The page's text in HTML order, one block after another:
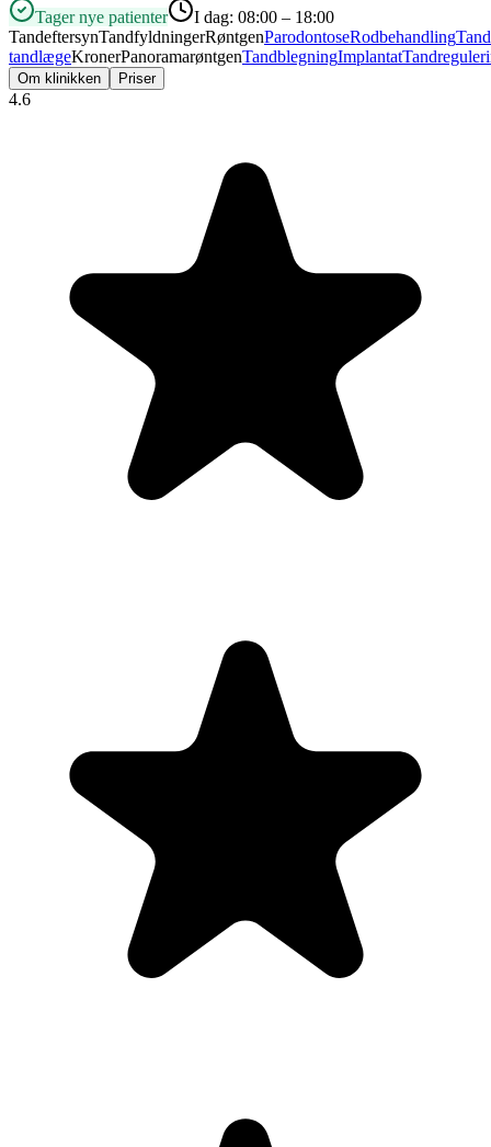
Tager nye patienter
I dag: 08:00 – 18:00
TandeftersynTandfyldningerRøntgenParodontoseRodbehandling
tandlægeKronerPanoramarøntgenTandblegningImplantat
Om klinikken Priser
4.6